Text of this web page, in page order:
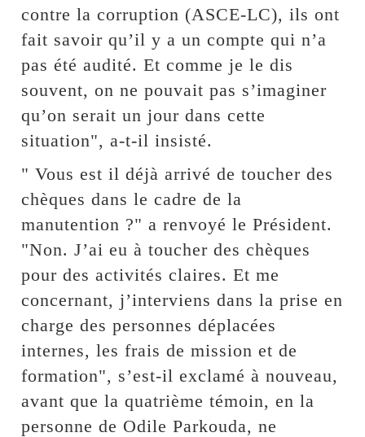
contre la corruption (ASCE-LC), ils ont
fait savoir qu’il y a un compte qui n’a
pas été audité. Et comme je le dis
souvent, on ne pouvait pas s’imaginer
qu’on serait un jour dans cette
situation", a-t-il insisté.
" Vous est il déjà arrivé de toucher des
chèques dans le cadre de la
manutention ?" a renvoyé le Président.
"Non. J’ai eu à toucher des chèques
pour des activités claires. Et me
concernant, j’interviens dans la prise en
charge des personnes déplacées
internes, les frais de mission et de
formation", s’est-il exclamé à nouveau,
avant que la quatrième témoin, en la
personne de Odile Parkouda, ne